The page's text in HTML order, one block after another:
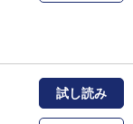
試し読み